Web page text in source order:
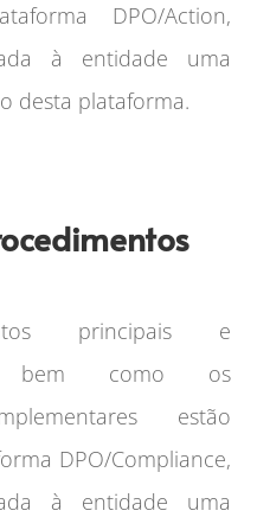
DPO/Action,
à entidade uma
desta plataforma.
principais e
bem como os
estão
DPO/Compliance,
à entidade uma